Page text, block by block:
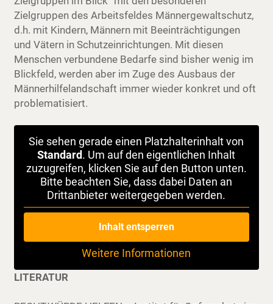
Zielgruppen des Arbeitsfeldes Männergewaltschutz,
d.h. mit Kindern, Männern mit Beeinträchtigungen
und Vätern in Schutzeinrichtungen. Mit diesen
Menschen verbundene Bedarfe sind bisher wenig im
Blickfeld, werden aber im Zuge des Ausbaus der
Männerhilfelandschaft immer wieder konkret und oft
problematisiert.
Sie sehen gerade einen Platzhalterinhalt von
Standard. Um auf den eigentlichen Inhalt
zuzugreifen, klicken Sie auf den Button unten.
Bitte beachten Sie, dass dabei Daten an
Drittanbieter weitergegeben werden.
Inhalt entsperren
Weitere Informationen
LITERATUR